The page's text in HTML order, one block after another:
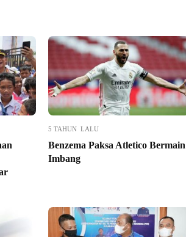
5 TAHUN LALU
Benzema Paksa Atletico Bermain
Imbang